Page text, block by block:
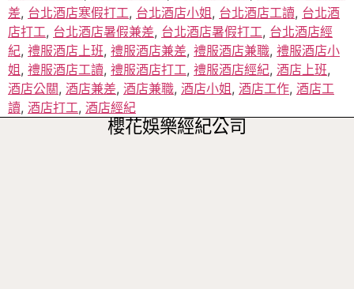
差, 台北酒店寒假打工, 台北酒店小姐, 台北酒店工讀, 台北酒
店打工, 台北酒店暑假兼差, 台北酒店暑假打工, 台北酒店經
紀, 禮服酒店上班, 禮服酒店兼差, 禮服酒店兼職, 禮服酒店小
姐, 禮服酒店工讀, 禮服酒店打工, 禮服酒店經紀, 酒店上班,
酒店公關, 酒店兼差, 酒店兼職, 酒店小姐, 酒店工作, 酒店工
讀, 酒店打工, 酒店經紀
櫻花娛樂經紀公司